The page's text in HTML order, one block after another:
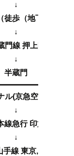
↓
徒歩（地下鉄））
↓
門線 押上[スカイツ
↓
半蔵門
ル(京急空港線急行
↓
線急行 印旛日本医
↓
手線 東京,上野方面